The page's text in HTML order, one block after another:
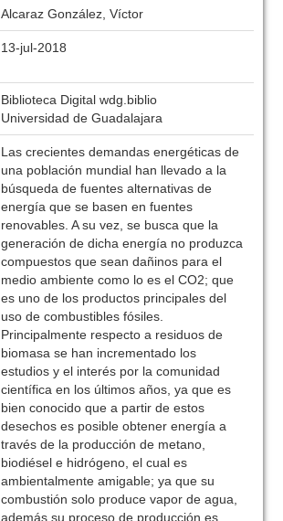
Alcaraz González, Víctor
13-jul-2018
Biblioteca Digital wdg.biblio
Universidad de Guadalajara
Las crecientes demandas energéticas de
una población mundial han llevado a la
búsqueda de fuentes alternativas de
energía que se basen en fuentes
renovables. A su vez, se busca que la
generación de dicha energía no produzca
compuestos que sean dañinos para el
medio ambiente como lo es el CO2; que
es uno de los productos principales del
uso de combustibles fósiles.
Principalmente respecto a residuos de
biomasa se han incrementado los
estudios y el interés por la comunidad
científica en los últimos años, ya que es
bien conocido que a partir de estos
desechos es posible obtener energía a
través de la producción de metano,
biodiésel e hidrógeno, el cual es
ambientalmente amigable; ya que su
combustión solo produce vapor de agua,
además su proceso de producción es